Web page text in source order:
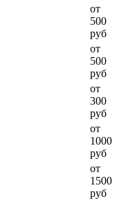
от
500
руб
от
500
руб
от
300
руб
от
1000
руб
от
1500
руб